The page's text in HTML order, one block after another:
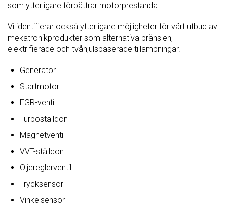
som ytterligare förbättrar motorprestanda.
Vi identifierar också ytterligare möjligheter för vårt utbud av
mekatronikprodukter som alternativa bränslen,
elektrifierade och tvåhjulsbaserade tillämpningar.
Generator
Startmotor
EGR-ventil
Turboställdon
Magnetventil
VVT-ställdon
Oljereglerventil
Trycksensor
Vinkelsensor